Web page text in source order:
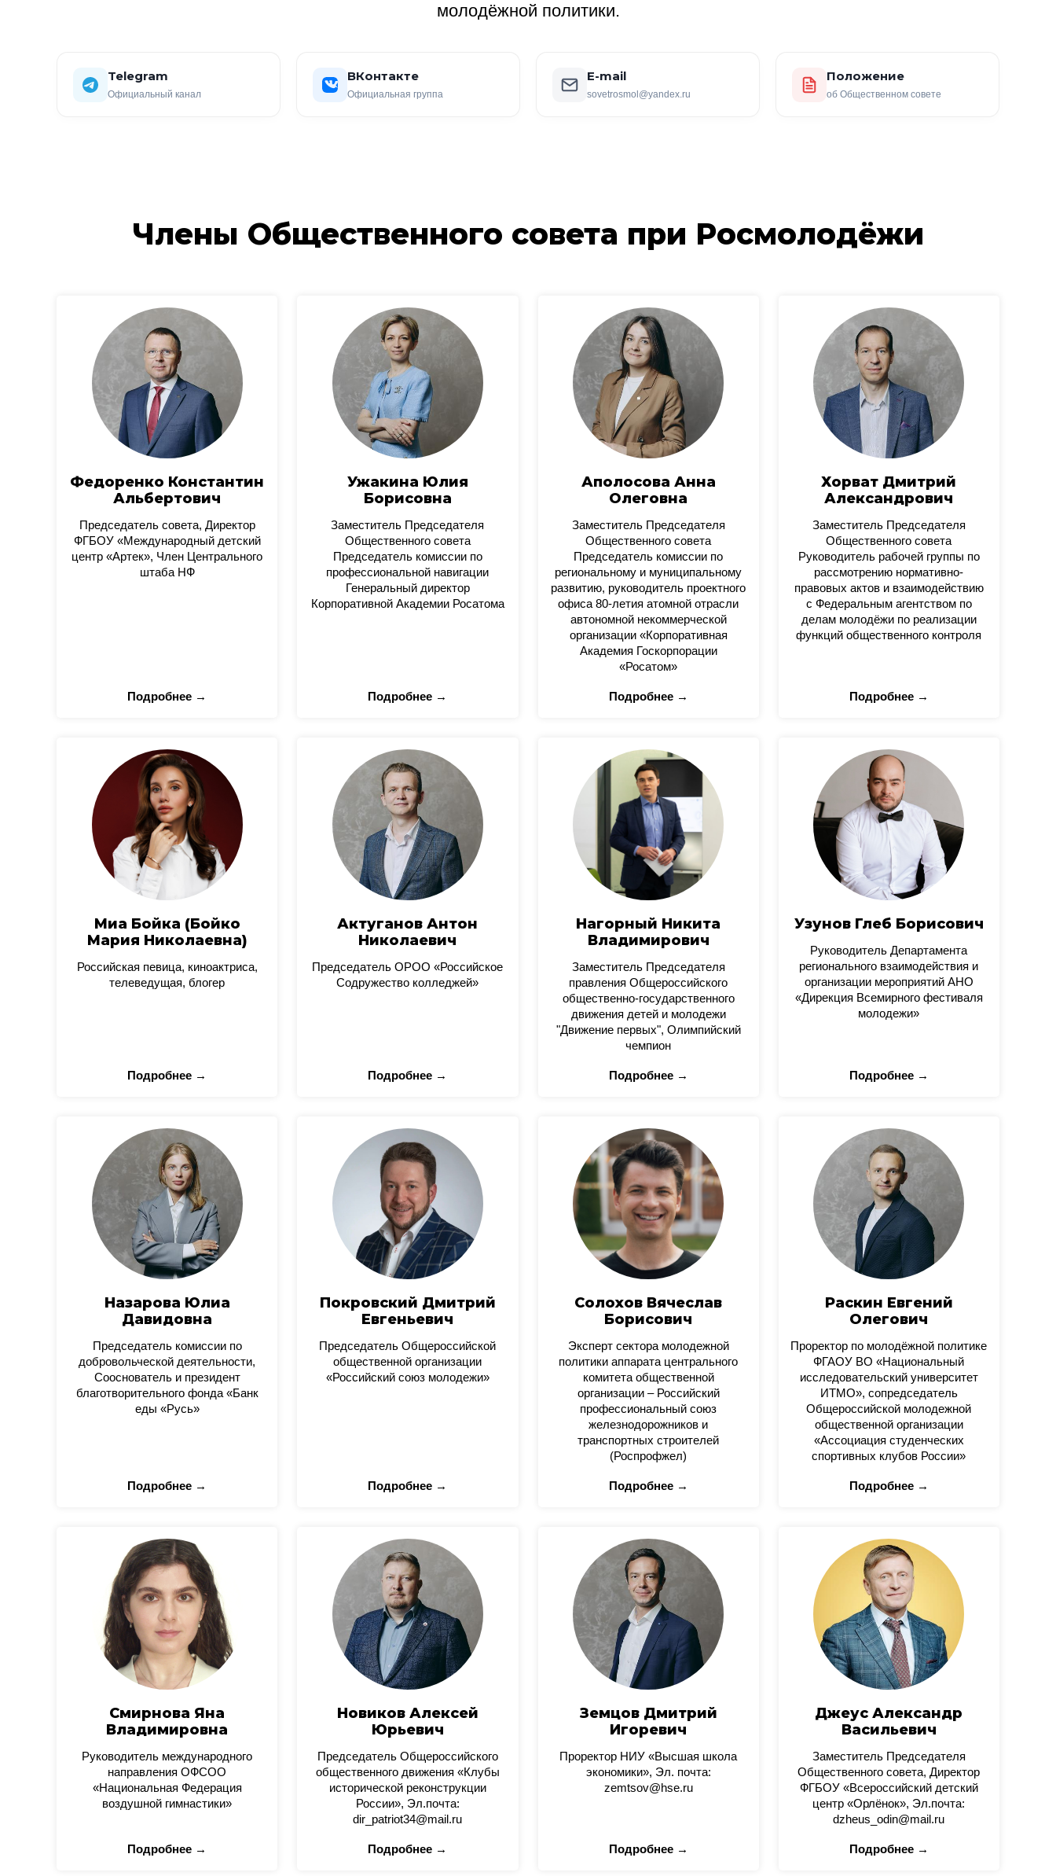
молодёжной политики.
Telegram
Официальный канал
ВКонтакте
Официальная группа
E-mail
sovetrosmol@yandex.ru
Положение
об Общественном совете
Члены Общественного совета при Росмолодёжи
Федоренко Константин
Альбертович
Председатель совета, Директор
ФГБОУ «Международный детский
центр «Артек», Член Центрального
штаба НФ
Подробнее →
Ужакина Юлия
Борисовна
Заместитель Председателя
Общественного совета
Председатель комиссии по
профессиональной навигации
Генеральный директор
Корпоративной Академии Росатома
Подробнее →
Аполосова Анна
Олеговна
Заместитель Председателя
Общественного совета
Председатель комиссии по
региональному и муниципальному
развитию, руководитель проектного
офиса 80-летия атомной отрасли
автономной некоммерческой
организации «Корпоративная
Академия Госкорпорации
«Росатом»
Подробнее →
Хорват Дмитрий
Александрович
Заместитель Председателя
Общественного совета
Руководитель рабочей группы по
рассмотрению нормативно-
правовых актов и взаимодействию
с Федеральным агентством по
делам молодёжи по реализации
функций общественного контроля
Подробнее →
Миа Бойка (Бойко
Мария Николаевна)
Российская певица, киноактриса,
телеведущая, блогер
Подробнее →
Актуганов Антон
Николаевич
Председатель ОРОО «Российское
Содружество колледжей»
Подробнее →
Нагорный Никита
Владимирович
Заместитель Председателя
правления Общероссийского
общественно-государственного
движения детей и молодежи
"Движение первых", Олимпийский
чемпион
Подробнее →
Узунов Глеб Борисович
Руководитель Департамента
регионального взаимодействия и
организации мероприятий АНО
«Дирекция Всемирного фестиваля
молодежи»
Подробнее →
Назарова Юлиа
Давидовна
Председатель комиссии по
добровольческой деятельности,
Сооснователь и президент
благотворительного фонда «Банк
еды «Русь»
Подробнее →
Покровский Дмитрий
Евгеньевич
Председатель Общероссийской
общественной организации
«Российский союз молодежи»
Подробнее →
Солохов Вячеслав
Борисович
Эксперт сектора молодежной
политики аппарата центрального
комитета общественной
организации – Российский
профессиональный союз
железнодорожников и
транспортных строителей
(Роспрофжел)
Подробнее →
Раскин Евгений
Олегович
Проректор по молодёжной политике
ФГАОУ ВО «Национальный
исследовательский университет
ИТМО», сопредседатель
Общероссийской молодежной
общественной организации
«Ассоциация студенческих
спортивных клубов России»
Подробнее →
Смирнова Яна
Владимировна
Руководитель международного
направления ОФСОО
«Национальная Федерация
воздушной гимнастики»
Подробнее →
Новиков Алексей
Юрьевич
Председатель Общероссийского
общественного движения «Клубы
исторической реконструкции
России», Эл.почта:
dir_patriot34@mail.ru
Подробнее →
Земцов Дмитрий
Игоревич
Проректор НИУ «Высшая школа
экономики», Эл. почта:
zemtsov@hse.ru
Подробнее →
Джеус Александр
Васильевич
Заместитель Председателя
Общественного совета, Директор
ФГБОУ «Всероссийский детский
центр «Орлёнок», Эл.почта:
dzheus_odin@mail.ru
Подробнее →